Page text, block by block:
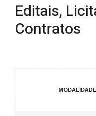
Editais,
Contratos